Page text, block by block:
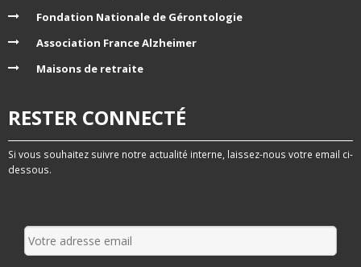
Fondation Nationale de Gérontologie
Association France Alzheimer
Maisons de retraite
RESTER CONNECTÉ
Si vous souhaitez suivre notre actualité interne, laissez-nous votre email ci-
dessous.